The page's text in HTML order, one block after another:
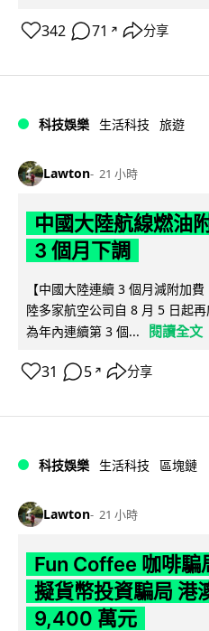
342 71 ↗ 分享
科技娛樂 生活科技 旅遊
Lawton 21 小時
中國大陸航線燃油
3 個月下調
【中國大陸連續 3 個月減附加
陸多家航空公司自 8 月 5 日起
為年內連續第 3 個...
閱讀全文
31 5 ↗ 分享
科技娛樂 生活科技 區塊鏈
Lawton 21 小時
Fun Coffee 咖啡騙
擬貨幣投資騙局 港
9,400 萬元